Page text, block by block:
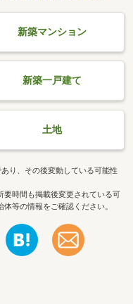
新築マンション
新築一戸建て
土地
り、その後変動している可能性
時間も掲載後変更されている可
等の情報をご確認ください。